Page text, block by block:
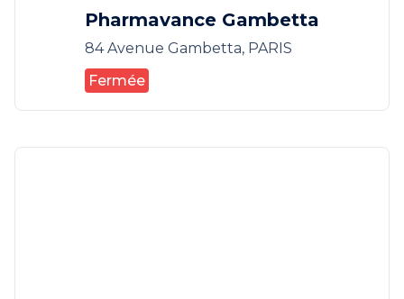
Pharmavance Gambetta
84 Avenue Gambetta, PARIS
Fermée